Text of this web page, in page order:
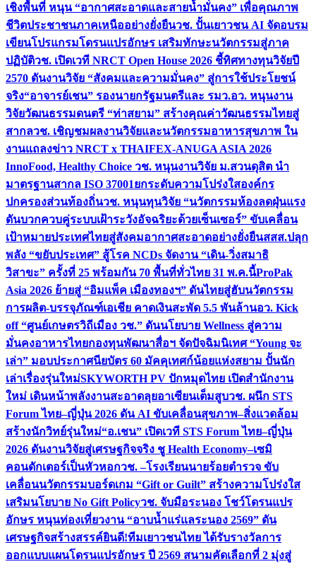
เชิงพื้นที่ หนุน “อากาศสะอาดและสายน้ำมั่นคง” เพื่อคุณภาพ
ชีวิตประชาชนภาคเหนืออย่างยั่งยืนวช. ปั้นเยาวชน AI จัดอบรม
เขียนโปรแกรมโดรนแปรอักษร เสริมทักษะนวัตกรรมสู่ภาค
ปฏิบัติวช. เปิดเวที NRCT Open House 2026 ชี้ทิศทางทุนวิจัยปี
2570 ดันงานวิจัย “สังคมและความมั่นคง” สู่การใช้ประโยชน์
จริง“อาจารย์เชน” รองนายกรัฐมนตรีและ รมว.อว. หนุนงาน
วิจัยวัฒนธรรมดนตรี “ท่าสยาม” สร้างคุณค่าวัฒนธรรมไทยสู่
สากลวช. เชิญชมผลงานวิจัยและนวัตกรรมอาหารสุขภาพ ใน
งานแถลงข่าว NRCT x THAIFEX-ANUGA ASIA 2026
InnoFood, Healthy Choice วช. หนุนงานวิจัย ม.สวนดุสิต นำ
มาตรฐานสากล ISO 37001ยกระดับความโปร่งใสองค์กร
ปกครองส่วนท้องถิ่นวช. หนุนทุนวิจัย “นวัตกรรมห้องลดฝุ่นแรง
ดันบวกควบคู่ระบบเฝ้าระวังอัจฉริยะด้วยเซ็นเซอร์” ขับเคลื่อน
เป้าหมายประเทศไทยสู่สังคมอากาศสะอาดอย่างยั่งยืนสสส.ปลุก
พลัง “ขยับประเทศ” สู้โรค NCDs จัดงาน “เดิน-วิ่งสมาธิ
วิสาขะ” ครั้งที่ 25 พร้อมกัน 70 พื้นที่ทั่วไทย 31 พ.ค.นี้ProPak
Asia 2026 ย้ายสู่ “อิมแพ็ค เมืองทองฯ” ดันไทยสู่ฮับนวัตกรรม
การผลิต-บรรจุภัณฑ์เอเชีย คาดเงินสะพัด 5.5 พันล้านอว. Kick
off “ศูนย์เกษตรวิถีเมือง วช.” ดันนโยบาย Wellness สู่ความ
มั่นคงอาหารไทยกองทุนพัฒนาสื่อฯ จัดปัจฉิมนิเทศ “Young จะ
เล่า” มอบประกาศนียบัตร 60 มัคคุเทศก์น้อยแห่งสยาม ปั้นนัก
เล่าเรื่องรุ่นใหม่SKYWORTH PV ปักหมุดไทย เปิดสำนักงาน
ใหม่ เดินหน้าพลังงานสะอาดลุยอาเซียนเต็มสูบวช. ผนึก STS
Forum ไทย–ญี่ปุ่น 2026 ดัน AI ขับเคลื่อนสุขภาพ–สิ่งแวดล้อม
สร้างนักวิทย์รุ่นใหม่“อ.เชน” เปิดเวที STS Forum ไทย–ญี่ปุ่น
2026 ดันงานวิจัยสู่เศรษฐกิจจริง ชู Health Economy–เซมิ
คอนดักเตอร์เป็นหัวหอกวช. –โรงเรียนนายร้อยตำรวจ ขับ
เคลื่อนนวัตกรรมบอร์ดเกม “Gift or Guilt” สร้างความโปร่งใส
เสริมนโยบาย No Gift Policyวช. จับมือระนอง โชว์โดรนแปร
อักษร หนุนท่องเที่ยวงาน “อาบน้ำแร่แลระนอง 2569” ดัน
เศรษฐกิจสร้างสรรค์ยินดี!ทีมเยาวชนไทย ได้รับรางวัลการ
ออกแบบแผนโดรนแปรอักษร ปี 2569 สนามคัดเลือกที่ 2 มุ่งสู่